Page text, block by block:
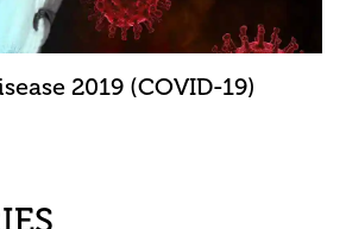
2019 (COVID-19)